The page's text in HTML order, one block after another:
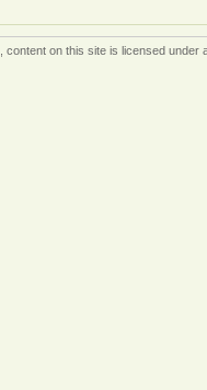
, content on this site is licensed under